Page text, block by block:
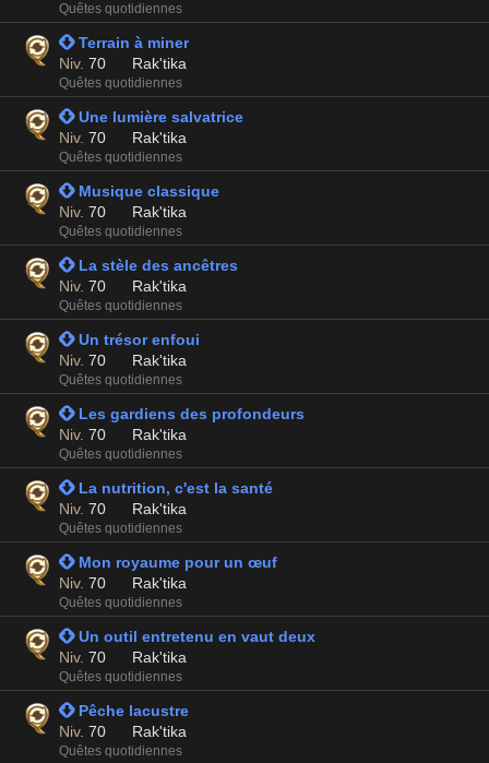
Quêtes quotidiennes
 Terrain à miner
Niv. 70 Rak'tika
Quêtes quotidiennes
 Une lumière salvatrice
Niv. 70 Rak'tika
Quêtes quotidiennes
 Musique classique
Niv. 70 Rak'tika
Quêtes quotidiennes
 La stèle des ancêtres
Niv. 70 Rak'tika
Quêtes quotidiennes
 Un trésor enfoui
Niv. 70 Rak'tika
Quêtes quotidiennes
 Les gardiens des profondeurs
Niv. 70 Rak'tika
Quêtes quotidiennes
 La nutrition, c'est la santé
Niv. 70 Rak'tika
Quêtes quotidiennes
 Mon royaume pour un œuf
Niv. 70 Rak'tika
Quêtes quotidiennes
 Un outil entretenu en vaut deux
Niv. 70 Rak'tika
Quêtes quotidiennes
 Pêche lacustre
Niv. 70 Rak'tika
Quêtes quotidiennes